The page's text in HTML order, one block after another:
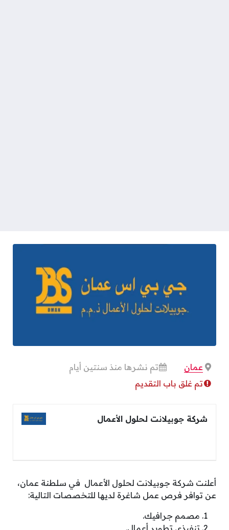
عمان
تم نشرها منذ سنتين أيام
تم غلق باب التقديم
شركة جوبيلانت لحلول الأعمال
أعلنت شركة جوبيلانت لحلول الأعمال في سلطنة عمان،
عن توافر فرص عمل شاغرة لديها للتخصصات التالية:
مصمم جرافيك.